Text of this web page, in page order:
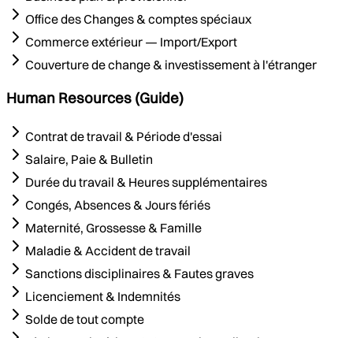
Office des Changes & comptes spéciaux
Commerce extérieur — Import/Export
Couverture de change & investissement à l'étranger
Human Resources (Guide)
Contrat de travail & Période d'essai
Salaire, Paie & Bulletin
Durée du travail & Heures supplémentaires
Congés, Absences & Jours fériés
Maternité, Grossesse & Famille
Maladie & Accident de travail
Sanctions disciplinaires & Fautes graves
Licenciement & Indemnités
Solde de tout compte